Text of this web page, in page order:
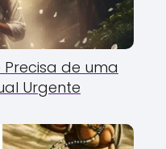
Precisa de uma
Urgente